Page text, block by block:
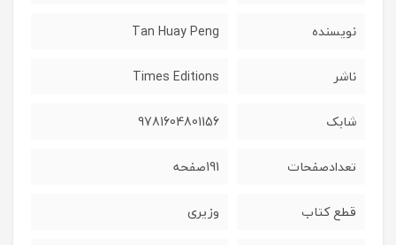
نویسنده Tan Huay Peng
ناشر Times Editions
شابک 9781604801156
تعدادصفحات 191صفحه
قطع کتاب وزیری